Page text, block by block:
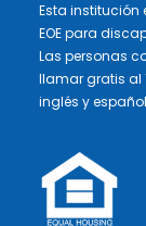
Esta institución
EOE para
Las personas
llamar gratis al
inglés y español